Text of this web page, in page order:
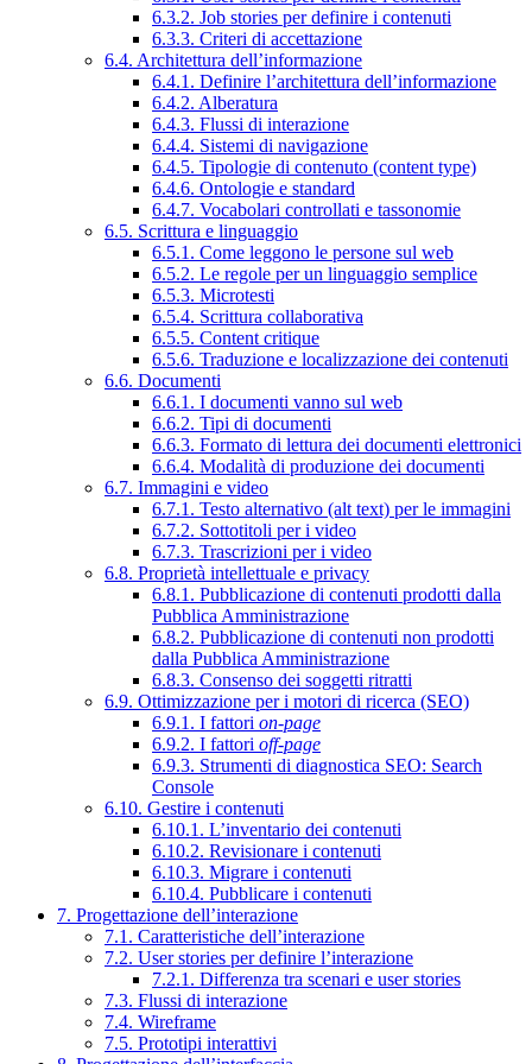
6.3.2. Job stories per definire i contenuti
6.3.3. Criteri di accettazione
6.4. Architettura dell’informazione
6.4.1. Definire l’architettura dell’informazione
6.4.2. Alberatura
6.4.3. Flussi di interazione
6.4.4. Sistemi di navigazione
6.4.5. Tipologie di contenuto (content type)
6.4.6. Ontologie e standard
6.4.7. Vocabolari controllati e tassonomie
6.5. Scrittura e linguaggio
6.5.1. Come leggono le persone sul web
6.5.2. Le regole per un linguaggio semplice
6.5.3. Microtesti
6.5.4. Scrittura collaborativa
6.5.5. Content critique
6.5.6. Traduzione e localizzazione dei contenuti
6.6. Documenti
6.6.1. I documenti vanno sul web
6.6.2. Tipi di documenti
6.6.3. Formato di lettura dei documenti elettronici
6.6.4. Modalità di produzione dei documenti
6.7. Immagini e video
6.7.1. Testo alternativo (alt text) per le immagini
6.7.2. Sottotitoli per i video
6.7.3. Trascrizioni per i video
6.8. Proprietà intellettuale e privacy
6.8.1. Pubblicazione di contenuti prodotti dalla
Pubblica Amministrazione
6.8.2. Pubblicazione di contenuti non prodotti
dalla Pubblica Amministrazione
6.8.3. Consenso dei soggetti ritratti
6.9. Ottimizzazione per i motori di ricerca (SEO)
6.9.1. I fattori on-page
6.9.2. I fattori off-page
6.9.3. Strumenti di diagnostica SEO: Search
Console
6.10. Gestire i contenuti
6.10.1. L’inventario dei contenuti
6.10.2. Revisionare i contenuti
6.10.3. Migrare i contenuti
6.10.4. Pubblicare i contenuti
7. Progettazione dell’interazione
7.1. Caratteristiche dell’interazione
7.2. User stories per definire l’interazione
7.2.1. Differenza tra scenari e user stories
7.3. Flussi di interazione
7.4. Wireframe
7.5. Prototipi interattivi